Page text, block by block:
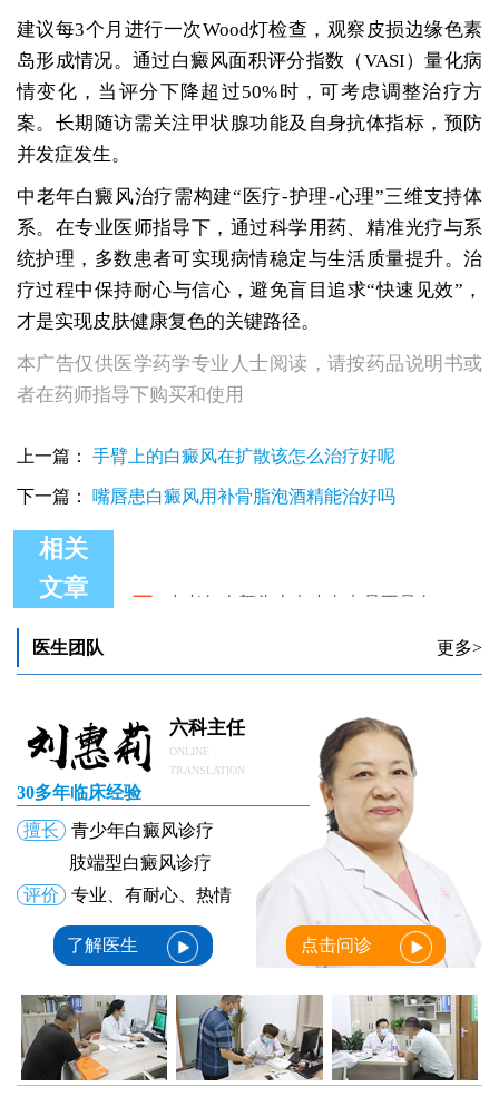
建议每3个月进行一次Wood灯检查，观察皮损边缘色素
岛形成情况。通过白癜风面积评分指数（VASI）量化病
情变化，当评分下降超过50%时，可考虑调整治疗方
案。长期随访需关注甲状腺功能及自身抗体指标，预防
并发症发生。
中老年白癜风治疗需构建“医疗-护理-心理”三维支持体
系。在专业医师指导下，通过科学用药、精准光疗与系
统护理，多数患者可实现病情稳定与生活质量提升。治
疗过程中保持耐心与信心，避免盲目追求“快速见效”，
才是实现皮肤健康复色的关键路径。
本广告仅供医学药学专业人士阅读，请按药品说明书或
者在药师指导下购买和使用
上一篇： 手臂上的白癜风在扩散该怎么治疗好呢
下一篇： 嘴唇患白癜风用补骨脂泡酒精能治好吗
相关
文章
医生团队 更多>
六科主任
ONLINE
TRANSLATION
30多年临床经验
擅长
青少年白癜风诊疗
肢端型白癜风诊疗
评价
专业、有耐心、热情
了解医生 点击问诊